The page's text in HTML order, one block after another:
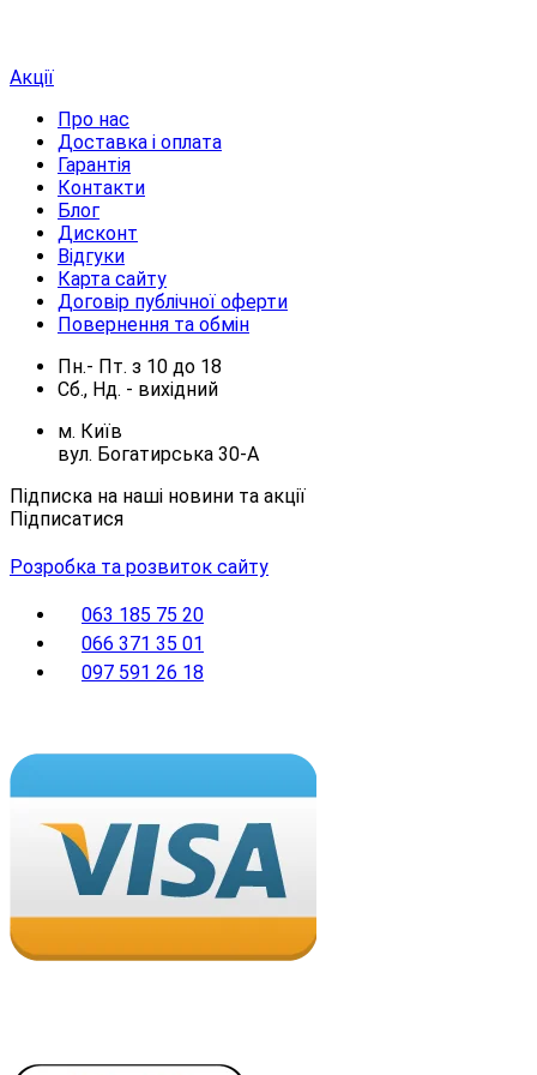
Акції
Про нас
Доставка і оплата
Гарантія
Контакти
Блог
Дисконт
Відгуки
Карта сайту
Договір публічної оферти
Повернення та обмін
Пн.- Пт. з 10 до 18
Сб., Нд. - вихідний
м. Київ
вул. Богатирська 30-А
Підписка на наші новини та акції
Підписатися
Розробка та розвиток сайту
063 185 75 20
066 371 35 01
097 591 26 18